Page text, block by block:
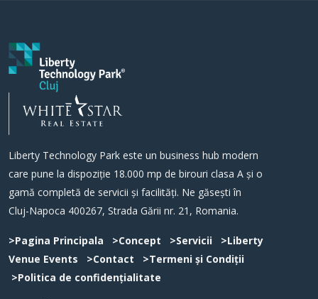
Liberty Technology Park este un business hub modern
care pune la dispoziție 18.000 mp de birouri clasa A și o
gamă completă de servicii și facilități. Ne găsești în
Cluj-Napoca 400267, Strada Gării nr. 21, Romania.
>Pagina Principala >Concept >Servicii
>Liberty
Venue Events
>Contact
>Termeni și Condiții
>Politica de confidențialitate